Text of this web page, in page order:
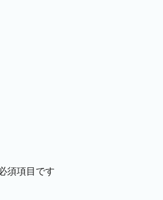
須項目です